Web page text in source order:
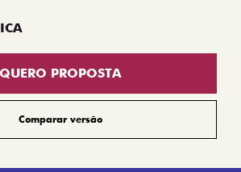
QUERO PROPOSTA
Comparar versão